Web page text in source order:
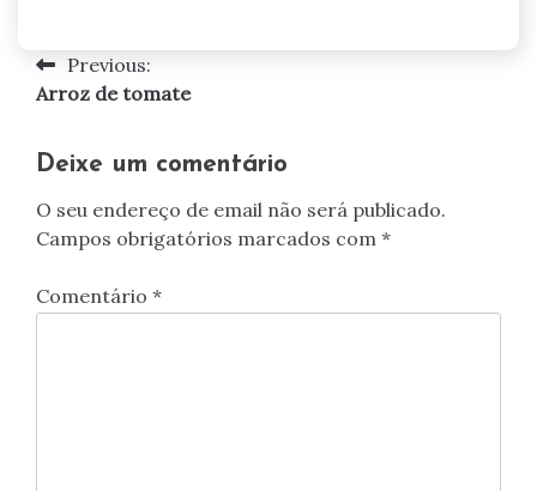
Navegação
artigos
Previous:
Arroz de tomate
Deixe um comentário
O seu endereço de email não será publicado.
Campos obrigatórios marcados com *
Comentário *